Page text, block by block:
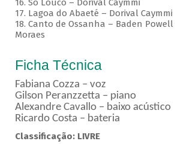
16. Só Louco – Dorival Caymmi
17. Lagoa do Abaeté – Dorival Caymmi
18. Canto de Ossanha – Baden Powell
Moraes
Ficha Técnica
Fabiana Cozza – voz
Gilson Peranzzetta – piano
Alexandre Cavallo – baixo acústico
Ricardo Costa – bateria
Classificação: LIVRE